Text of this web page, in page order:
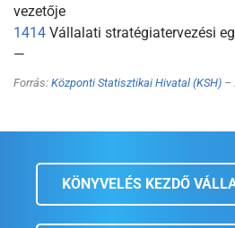
vezetője
1414 Vállalati stratégiatervezési
—
Forrás: Központi Statisztikai Hivatal (KSH) –
KÖNYVELÉS KEZDŐ